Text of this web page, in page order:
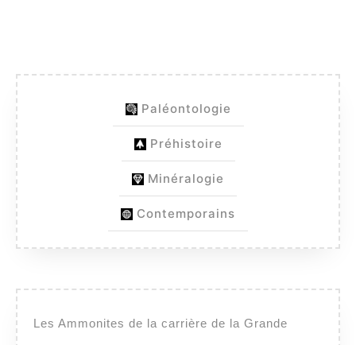
Paléontologie
Préhistoire
Minéralogie
Contemporains
Les Ammonites de la carrière de la Grande